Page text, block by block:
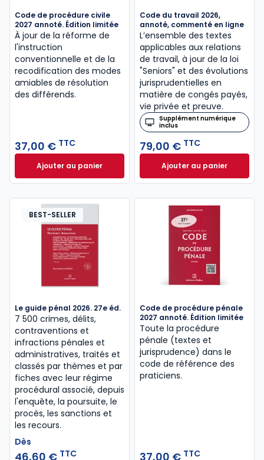
Code de procédure civile
2027 annoté. Édition limitée
À jour de la réforme de
l'instruction
conventionnelle et de la
recodification des modes
amiables de résolution
des différends.
37,00 € TTC
Ajouter au panierCode de procédure civile 2027 annoté. Édition
Code du travail 2026,
annoté, commenté en ligne
L’ensemble des textes
applicables aux relations
de travail, à jour de la loi
"Seniors" et des évolutions
jurisprudentielles en
matière de congés payés,
vie privée et preuve.
Supplément numérique
inclus
79,00 € TTC
Ajouter au panier
Code du travail
BEST-SELLER
Le guide pénal 2026. 27e éd.
7 500 crimes, délits,
contraventions et
infractions pénales et
administratives, traités et
classés par thèmes et par
fiches avec leur régime
procédural associé, depuis
l'enquête, la poursuite, le
procès, les sanctions et
les recours.
Dès
46,60 € TTC
Code de procédure pénale
2027 annoté. Édition limitée
Toute la procédure
pénale (textes et
jurisprudence) dans le
code de référence des
praticiens.
37,00 € TTC